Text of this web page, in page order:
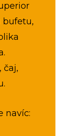
bufetu,
čaj,
navíc: